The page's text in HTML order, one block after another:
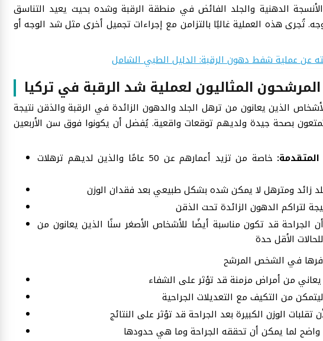
الأنسجة الدهنية والجلد الفائض في منطقة الرقبة وشده بحيث يعيد التناسق
تُجرى هذه العملية غالبًا بالتزامن مع إجراءات تجميل أخرى مثل شد الوجه أو
عن عملية شفط دهون الرقبة: الدليل الطبي الشامل
المرشحون المثاليون لعملية شد الرقبة في تركيا
الذين يعانون من ترهل الجلد والدهون الزائدة في الرقبة والذقن نتيجة
بصحة جيدة ولديهم توقعات واقعية. يُفضل أن يكونوا فوق سن الأربعين
خاصة من تزيد أعمارهم عن 50 عامًا والذين لديهم ترهلات
الجراحة قد تكون مناسبة أيضًا للأشخاص الأصغر سنًا الذين يعانون من